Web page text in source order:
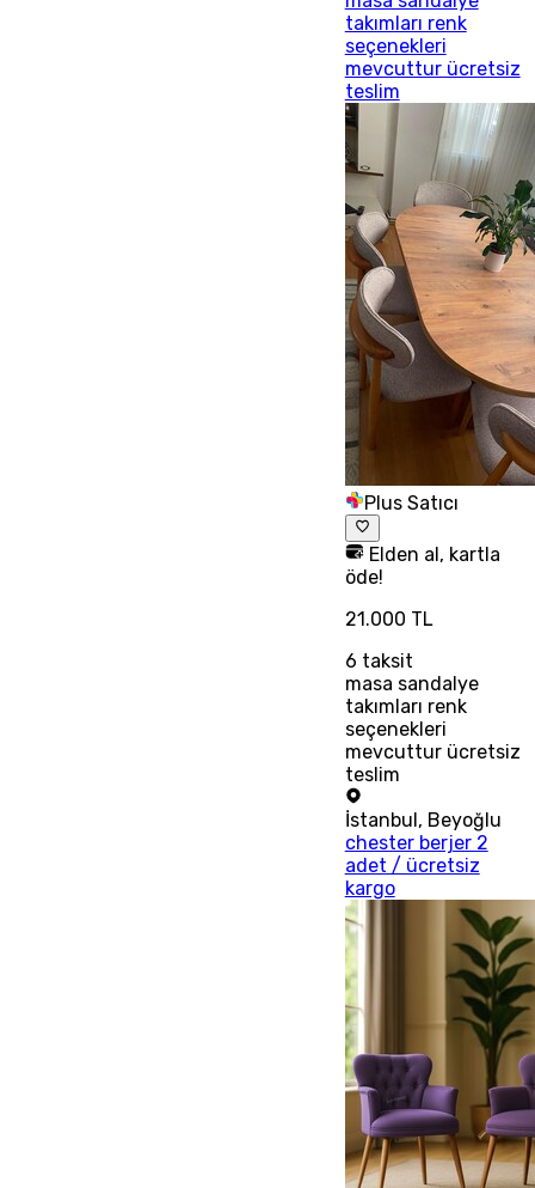
takımları renk
seçenekleri
mevcuttur ücretsiz
teslim
Plus Satıcı
Elden al, kartla
öde!
21.000 TL
6 taksit
masa sandalye
takımları renk
seçenekleri
mevcuttur ücretsiz
teslim
İstanbul, Beyoğlu
chester berjer 2
adet / ücretsiz
kargo